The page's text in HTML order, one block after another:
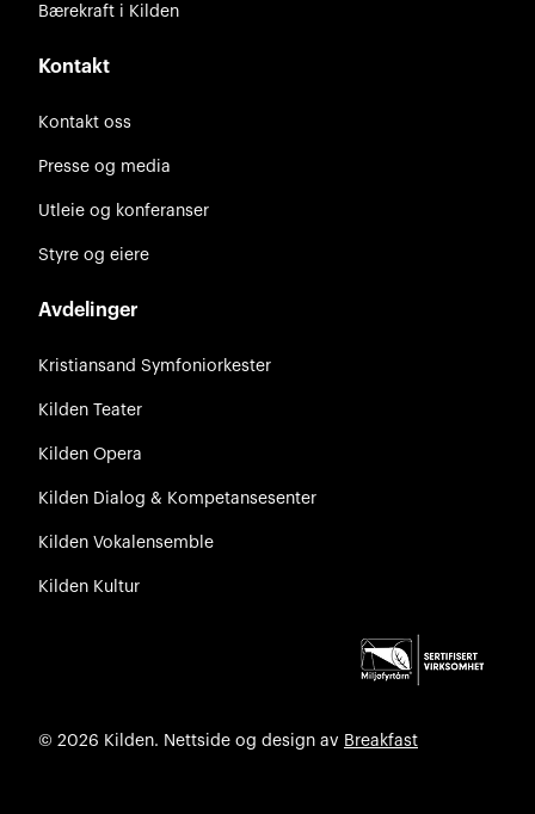
Bærekraft i Kilden
Kontakt
Kontakt oss
Presse og media
Utleie og konferanser
Styre og eiere
Avdelinger
Kristiansand Symfoniorkester
Kilden Teater
Kilden Opera
Kilden Dialog & Kompetansesenter
Kilden Vokalensemble
Kilden Kultur
© 2026 Kilden. Nettside og design av Breakfast